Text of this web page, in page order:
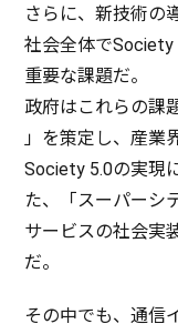
さらに、新技術の
社会全体でSociety
重要な課題だ。
政府はこれらの課
」を策定 し、 産業
Society 5.0の実現
た、「スーパーシ
サービスの社会実
だ。
その中でも、通信